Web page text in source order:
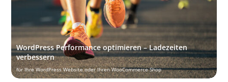
WordPress Performance optimieren – Ladezeiten
verbessern
für Ihre WordPress Website oder Ihren WooCommerce Shop